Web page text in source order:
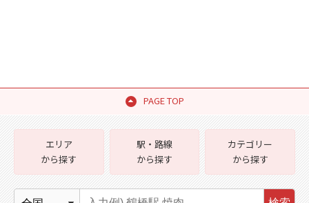
PAGE TOP
エリア
から探す
駅・路線
から探す
カテゴリー
から探す